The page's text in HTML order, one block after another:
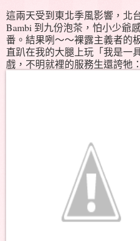
這兩天受到東北季風影響，北
Bambi 到九份泡茶，怕小少爺
番。結果咧～～裸露主義者的
直趴在我的大腿上玩「我是一
戲，不明就裡的服務生還誇牠